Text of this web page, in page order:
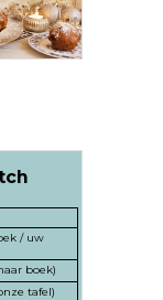
/ uw
boek)
tafel)